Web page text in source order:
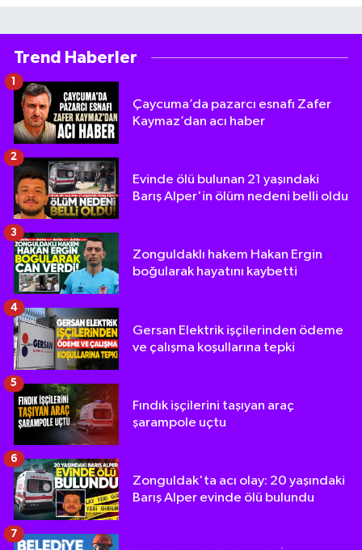
Trend Haberler
Çaycuma’da pazarcı esnafı Zafer
Kaymaz’dan acı haber
1
Evinde ölü bulunan 21 yaşındaki
Barış Alper'in ölüm nedeni belli oldu
2
Zonguldaklı hakem Hakan Ergin
boğularak hayatını kaybetti
3
Gersan Elektrik işçilerinden ödeme
ve çalışma koşullarına tepki
4
Fındık işçilerini taşıyan araç
şarampole uçtu
5
Zonguldak'ta acı olay: 20 yaşındaki
Barış Alper evinde ölü bulundu
6
7